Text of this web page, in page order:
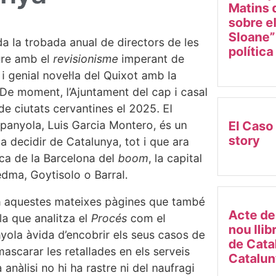
la trobada anual de directors de les
amb el revisionisme imperant de
novel·la del Quixot amb la
moment, l’Ajuntament del cap i casal
ciutats cervantines el 2025. El
Luis Garcia Montero, és un
decidir de Catalunya, tot i que ara
de la Barcelona del boom, la capital
Goytisolo o Barral.
mateixes pàgines que també
que analitza el Procés com el
àvida d’encobrir els seus casos de
les retallades en els serveis
no hi ha rastre ni del naufragi
Matins
sobre
política
El
story
Acte
nou
de